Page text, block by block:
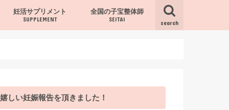
search
妊活サプリメント
SUPPLEMENT
全国の子宝整体師
SEITAI
嬉しい妊娠報告を頂きました！